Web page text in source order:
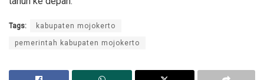
Tags: kabupaten mojokerto
pemerintah kabupaten mojokerto